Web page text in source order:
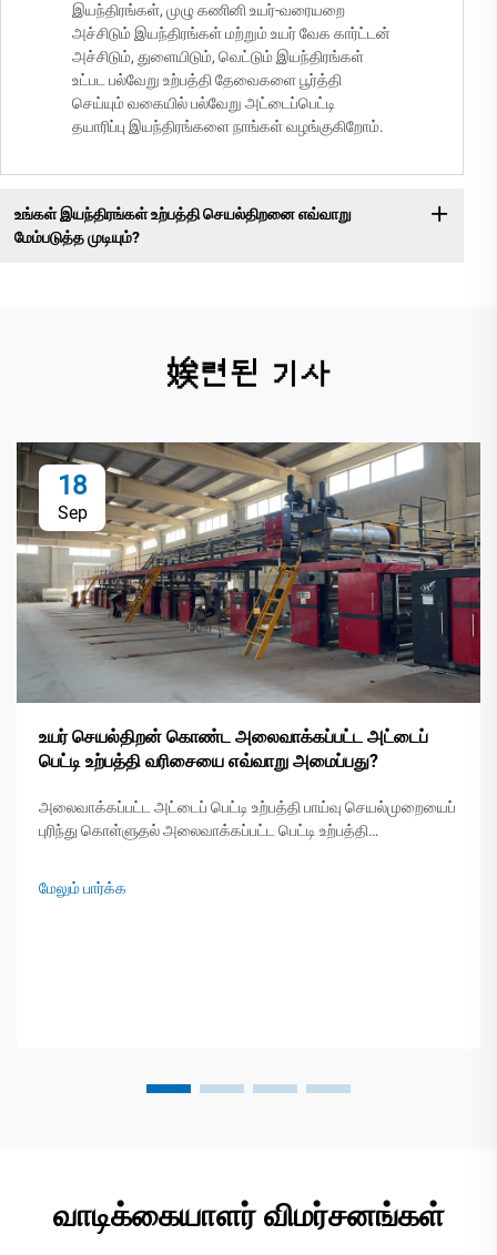
இயந்திரங்கள், முழு கணினி உயர்-வரையறை
அச்சிடும் இயந்திரங்கள் மற்றும் உயர் வேக கார்ட்டன்
அச்சிடும், துளையிடும், வெட்டும் இயந்திரங்கள்
உட்பட பல்வேறு உற்பத்தி தேவைகளை பூர்த்தி
செய்யும் வகையில் பல்வேறு அட்டைப்பெட்டி
தயாரிப்பு இயந்திரங்களை நாங்கள் வழங்குகிறோம்.
உங்கள் இயந்திரங்கள் உற்பத்தி செயல்திறனை எவ்வாறு
மேம்படுத்த முடியும்?
娭련된 기사
18
Sep
உயர் செயல்திறன் கொண்ட அலைவாக்கப்பட்ட அட்டைப்
பெட்டி உற்பத்தி வரிசையை எவ்வாறு அமைப்பது?
அலைவாக்கப்பட்ட அட்டைப் பெட்டி உற்பத்தி பாய்வு செயல்முறையைப்
புரிந்து கொள்ளுதல் அலைவாக்கப்பட்ட பெட்டி உற்பத்தி
அலைவாக்கப்பட்ட அட்டைப் பெட்டி உற்பத்தி வரிசை ஐந்து
முக்கியமான ... மூலம் மூல தாள் சுருள்களை பாதுகாப்பான
மேலும் பார்க்க
வாடிக்கையாளர் விமர்சனங்கள்